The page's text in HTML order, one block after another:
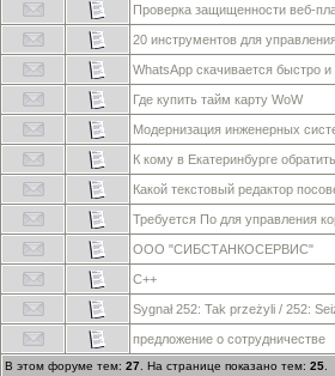
Проверка защищенности веб-
20 инструментов для
WhatsApp скачивается быстро
Где купить тайм карту WoW
Модернизация инженерных
К кому в Екатеринбурге
Какой текстовый редактор
Требуется По для управления
ООО "СИБСТАНКОСЕРВИС"
C++
Sygnał 252: Tak przeżyli / 252:
предложение о сотрудничестве
В этом форуме тем: 27 . На странице показано тем: 25